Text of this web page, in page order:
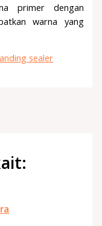
primer dengan
warna yang